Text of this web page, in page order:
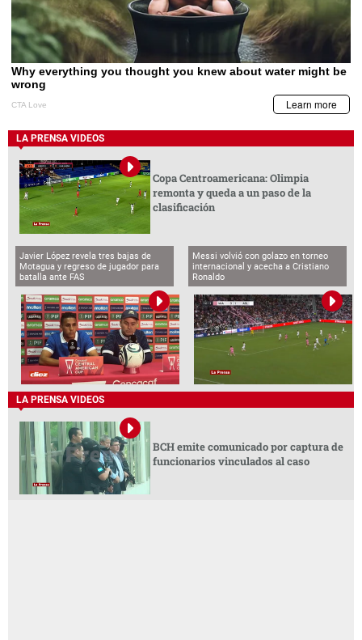
LA PRENSA VIDEOS
Copa Centroamericana: Olimpia
remonta y queda a un paso de la
clasificación
Javier López revela tres bajas de
Motagua y regreso de jugador para
batalla ante FAS
Messi volvió con golazo en torneo
internacional y acecha a Cristiano
Ronaldo
LA PRENSA VIDEOS
BCH emite comunicado por captura de
funcionarios vinculados al caso